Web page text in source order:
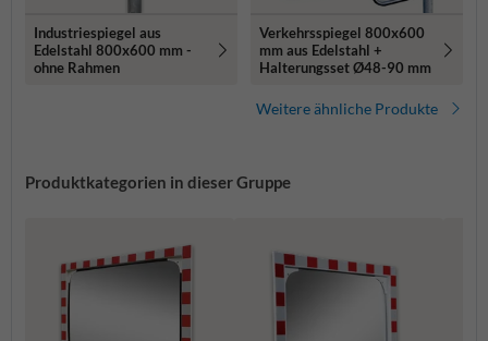
Industriespiegel aus
Edelstahl 800x600 mm -
ohne Rahmen
Verkehrsspiegel 800x600
mm aus Edelstahl +
Halterungsset Ø48-90 mm
Weitere ähnliche Produkte
Produktkategorien in dieser Gruppe